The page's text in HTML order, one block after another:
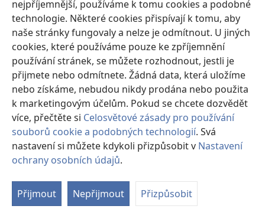
nejpříjemnější, používáme k tomu cookies a podobné
technologie. Některé cookies přispívají k tomu, aby
naše stránky fungovaly a nelze je odmítnout. U jiných
cookies, které používáme pouze ke zpříjemnění
používání stránek, se můžete rozhodnout, jestli je
přijmete nebo odmítnete. Žádná data, která uložíme
nebo získáme, nebudou nikdy prodána nebo použita
k marketingovým účelům. Pokud se chcete dozvědět
více, přečtěte si Celosvětové zásady pro používání
souborů cookie a podobných technologií. Svá
nastavení si můžete kdykoli přizpůsobit v Nastavení
ochrany osobních údajů.
Přijmout Nepřijmout Přizpůsobit
ONLINE KNIHOVNA Strážné věže
(otevřeno
nové
okno)JW Hub®
(otevřeno
nové
okno)JW Library ®
Watchtower Library
Copyright© 2026 Watch Tower Bible and Tract Society of Pennsylvania.
PODMÍNKY POUŽITÍ|OCHRANA SOUKROMÍ
SOUKROMÍ